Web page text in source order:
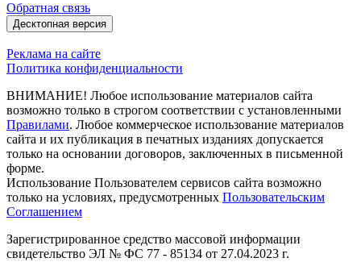
Обратная связь
Десктопная версия
Реклама на сайте
Политика конфиденциальности
ВНИМАНИЕ! Любое использование материалов сайта
возможно только в строгом соответствии с установленными
Правилами. Любое коммерческое использование материалов
сайта и их публикация в печатных изданиях допускается
только на основании договоров, заключенных в письменной
форме.
Использование Пользователем сервисов сайта возможно
только на условиях, предусмотренных Пользовательским
Соглашением
Зарегистрированное средство массовой информации
свидетельство ЭЛ № ФС 77 - 85134 от 27.04.2023 г.